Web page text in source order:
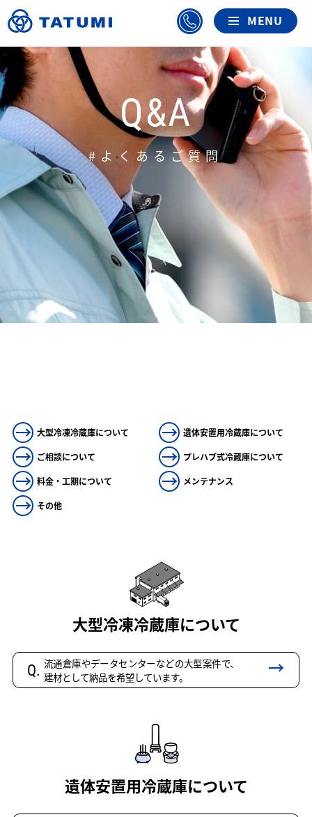
Q&A
#よくあるご質問
大型冷凍冷蔵庫について 遺体安置用冷蔵庫について
ご相談について プレハブ式冷蔵庫について
料金・工期について メンテナンス
その他
大型冷凍冷蔵庫について
Q. 流通倉庫やデータセンターなどの大型案件で、
建材として納品を希望しています。
遺体安置用冷蔵庫について